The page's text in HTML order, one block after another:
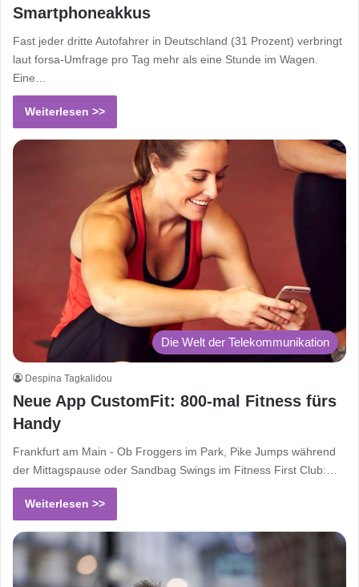
Smartphoneakkus
Fast jeder dritte Autofahrer in Deutschland (31 Prozent) verbringt
laut forsa-Umfrage pro Tag mehr als eine Stunde im Wagen.
Eine…
Weiterlesen >>
Die Welt der Telekommunikation
Despina Tagkalidou
Neue App CustomFit: 800-mal Fitness fürs
Handy
Frankfurt am Main - Ob Froggers im Park, Pike Jumps während
der Mittagspause oder Sandbag Swings im Fitness First Club:…
Weiterlesen >>